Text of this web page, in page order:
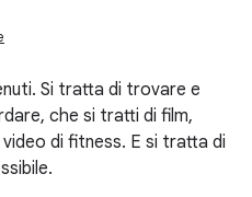
Si tratta di trovare e
che si tratti di film,
di fitness. E si tratta di